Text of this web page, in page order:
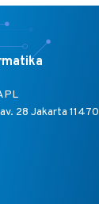
28 Jakarta 11470